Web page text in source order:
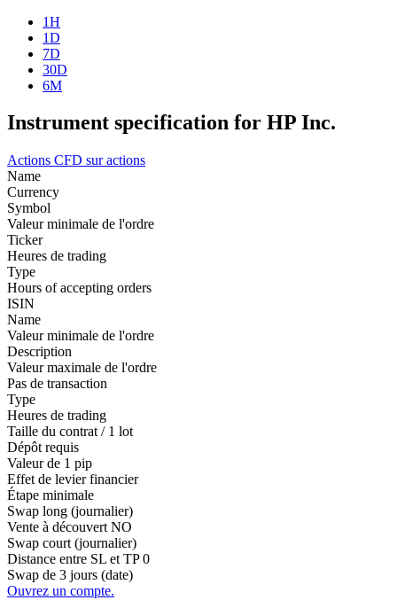
1H
1D
7D
30D
6M
Instrument specification for HP Inc.
Actions CFD sur actions
Name
Currency
Symbol
Valeur minimale de l'ordre
Ticker
Heures de trading
Type
Hours of accepting orders
ISIN
Name
Valeur minimale de l'ordre
Description
Valeur maximale de l'ordre
Pas de transaction
Type
Heures de trading
Taille du contrat / 1 lot
Dépôt requis
Valeur de 1 pip
Effet de levier financier
Étape minimale
Swap long (journalier)
Vente à découvert NO
Swap court (journalier)
Distance entre SL et TP 0
Swap de 3 jours (date)
Ouvrez un compte.